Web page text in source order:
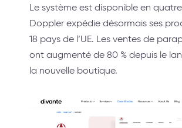
Le système est disponible en
Doppler expédie désormais ses
18 pays de l’UE. Les ventes de
ont augmenté de 80 % depuis le
la nouvelle boutique.